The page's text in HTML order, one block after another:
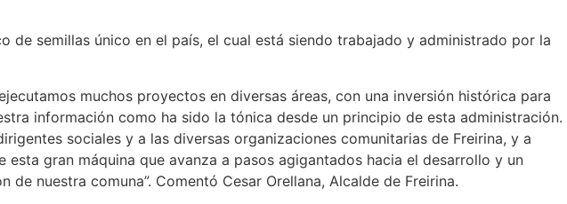
de semillas único en el país, el cual está siendo trabajado y administrado por la
muchos proyectos en diversas áreas, con una inversión histórica para
información como ha sido la tónica desde un principio de esta administración.
sociales y a las diversas organizaciones comunitarias de Freirina, y a
gran máquina que avanza a pasos agigantados hacia el desarrollo y un
nuestra comuna”. Comentó Cesar Orellana, Alcalde de Freirina.